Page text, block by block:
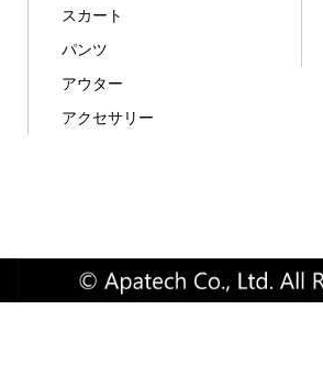
スカート
パンツ
アウター
アクセサリー